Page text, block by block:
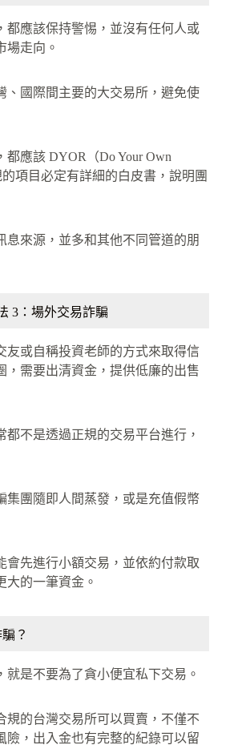
都應該保持警惕，並沒有任何人或
場走向。
、國際間主要的大交易所，避免使
應該 DYOR（Do Your Own
的項目必定有詳細的白皮書，說明團
息來源，並多和其他不同管道的朋
3：場外交易詐騙
友或自稱投資老師的方式來取得信
，需要出清資金，提供低廉的出售
都不是透過正規的交易平台進行，
集團隨即人間蒸發，或是充值假幣
會先進行小額交易，並依約付款取
大的一筆資金。
？
就是不要為了貪小便宜私下交易。
規的台灣交易所可以買賣，不僅不
險，出入金也有完整的紀錄可以留